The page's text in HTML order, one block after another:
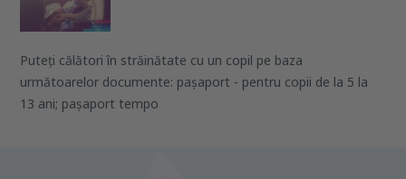
Puteți călători în străinătate cu un copil pe baza
următoarelor documente: pașaport - pentru copii de la 5 la
13 ani; pașaport tempo